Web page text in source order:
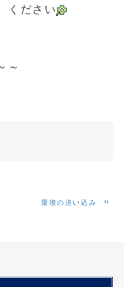
ください
～
最後の追い込み »